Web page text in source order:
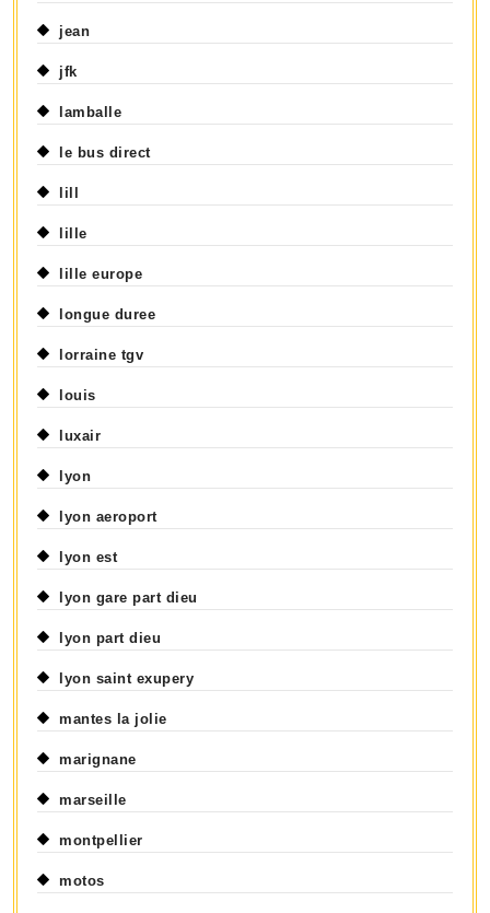
jean
jfk
lamballe
le bus direct
lill
lille
lille europe
longue duree
lorraine tgv
louis
luxair
lyon
lyon aeroport
lyon est
lyon gare part dieu
lyon part dieu
lyon saint exupery
mantes la jolie
marignane
marseille
montpellier
motos